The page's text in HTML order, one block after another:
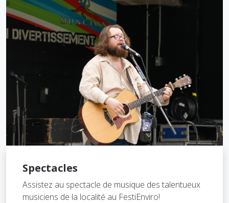
Spectacles
Assistez au spectacle de musique des talentueux
musiciens de la localité au FestiEnviro!